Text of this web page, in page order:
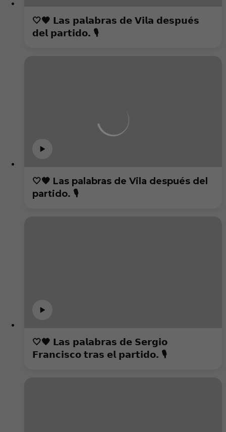
🤍🖤 𝗟𝗮𝘀 𝗽𝗮𝗹𝗮𝗯𝗿𝗮𝘀 𝗱𝗲 𝗩𝗶𝗹𝗮 𝗱𝗲𝘀𝗽𝘂é𝘀
𝗱𝗲𝗹 𝗽𝗮𝗿𝘁𝗶𝗱𝗼. 🎙️
🤍🖤 Las palabras de Vila después del
partido. 🎙️
🤍🖤 𝗟𝗮𝘀 𝗽𝗮𝗹𝗮𝗯𝗿𝗮𝘀 𝗱𝗲 𝗦𝗲𝗿𝗴𝗶𝗼
𝗙𝗿𝗮𝗻𝗰𝗶𝘀𝗰𝗼 𝘁𝗿𝗮𝘀 𝗲𝗹 𝗽𝗮𝗿𝘁𝗶𝗱𝗼. 🎙️